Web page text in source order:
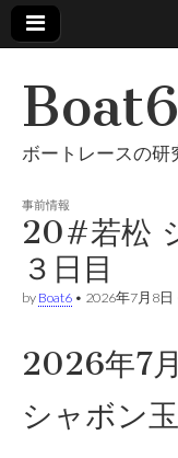
Boat6
ボートレースの研
事前情報
20#若松
３日目
by Boat6 • 2026年7月8日
2026年7
シャボン